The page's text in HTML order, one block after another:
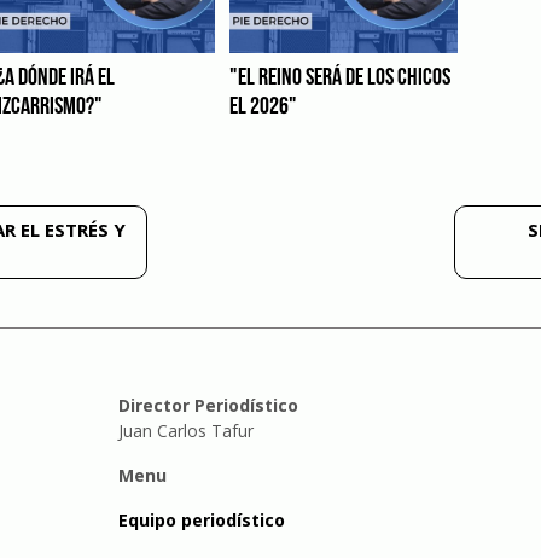
DÓNDE IRÁ EL
"EL REINO SERÁ DE LOS CHICOS
EL 2026"
EL ESTRÉS Y
Director Periodístico
Juan Carlos Tafur
Menu
Equipo periodístico